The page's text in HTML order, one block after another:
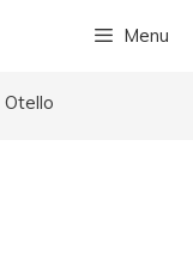
Menu